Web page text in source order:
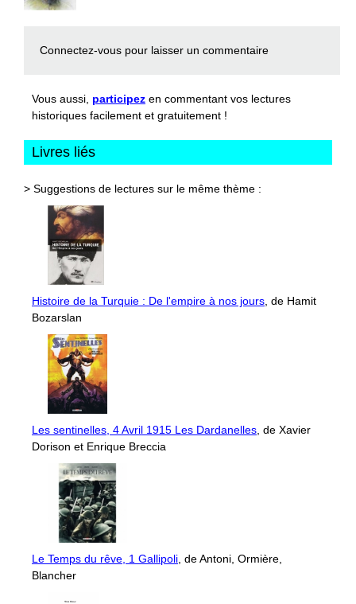
Connectez-vous pour laisser un commentaire
Vous aussi, participez en commentant vos lectures
historiques facilement et gratuitement !
Livres liés
> Suggestions de lectures sur le même thème :
Histoire de la Turquie : De l'empire à nos jours , de Hamit
Bozarslan
Les sentinelles, 4 Avril 1915 Les Dardanelles , de Xavier
Dorison et Enrique Breccia
Le Temps du rêve, 1 Gallipoli , de Antoni, Ormière,
Blancher